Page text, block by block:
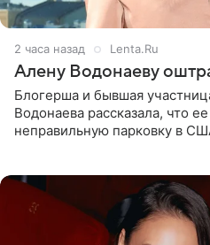
2 часа назад Lenta.Ru
Алену Водонаеву
Блогерша и бывшая
Водонаева рассказала, что
неправильную парковку в